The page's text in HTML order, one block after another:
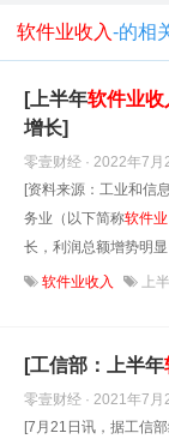
软件业收入-的相
[上半年软件业收
增长]
零壹财经 · 2022年7月
[资料来源：工业和信
务业（以下简称软件业
长，利润总额增势明
软件业收入 上
[工信部：上半年
零壹财经 · 2021年7月
[7月21日讯，据工信